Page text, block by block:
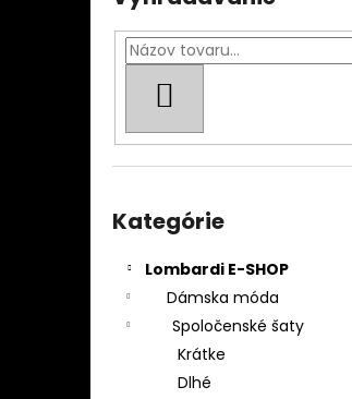
kategórie
Kategórie
Lombardi E-SHOP
Dámska móda
Spoločenské šaty
Krátke
Dlhé
BLÚZKA DÁMSKA 195086
€219